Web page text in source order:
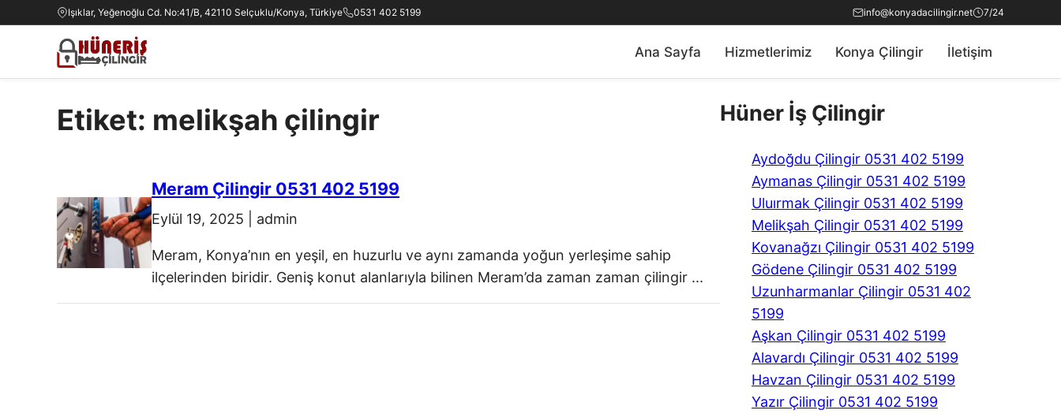
Işıklar, Yeğenoğlu Cd. No:41/B, 42110 Selçuklu/Konya, Türkiye 0531 402 5199 info@konyadacilingir.net 7/24
Ana Sayfa Hizmetlerimiz Konya Çilingir İletişim
Etiket: melikşah çilingir
Meram Çilingir 0531 402 5199
Eylül 19, 2025 admin
Meram, Konya’nın en yeşil, en huzurlu ve aynı zamanda yoğun yerleşime sahip
ilçelerinden biridir. Geniş konut alanlarıyla bilinen Meram’da zaman zaman çilingir ...
Hüner İş Çilingir
Aydoğdu Çilingir 0531 402 5199
Aymanas Çilingir 0531 402 5199
Uluırmak Çilingir 0531 402 5199
Melikşah Çilingir 0531 402 5199
Kovanağzı Çilingir 0531 402 5199
Gödene Çilingir 0531 402 5199
Uzunharmanlar Çilingir 0531 402
5199
Aşkan Çilingir 0531 402 5199
Alavardı Çilingir 0531 402 5199
Havzan Çilingir 0531 402 5199
Yazır Çilingir 0531 402 5199